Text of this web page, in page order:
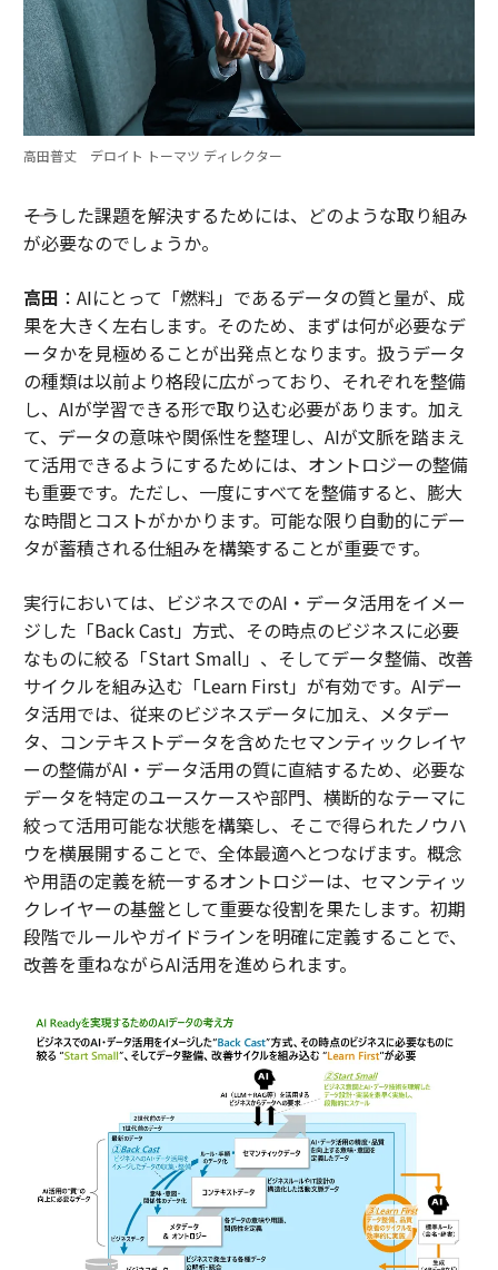
高田普丈 デロイト トーマツ ディレクター
――そうした課題を解決するためには、どのような取り組み
が必要なのでしょうか。
高田 ：AIにとって「燃料」であるデータの質と量が、成
果を大きく左右します。そのため、まずは何が必要なデ
ータかを見極めることが出発点となります。扱うデータ
の種類は以前より格段に広がっており、それぞれを整備
し、AIが学習できる形で取り込む必要があります。加え
て、データの意味や関係性を整理し、AIが文脈を踏まえ
て活用できるようにするためには、オントロジーの整備
も重要です。ただし、一度にすべてを整備すると、膨大
な時間とコストがかかります。可能な限り自動的にデー
タが蓄積される仕組みを構築することが重要です。
実行においては、ビジネスでのAI・データ活用をイメー
ジした「Back Cast」方式、その時点のビジネスに必要
なものに絞る「Start Small」、そしてデータ整備、改善
サイクルを組み込む「Learn First」が有効です。AIデー
タ活用では、従来のビジネスデータに加え、メタデー
タ、コンテキストデータを含めたセマンティックレイヤ
ーの整備がAI・データ活用の質に直結するため、必要な
データを特定のユースケースや部門、横断的なテーマに
絞って活用可能な状態を構築し、そこで得られたノウハ
ウを横展開することで、全体最適へとつなげます。概念
や用語の定義を統一するオントロジーは、セマンティッ
クレイヤーの基盤として重要な役割を果たします。初期
段階でルールやガイドラインを明確に定義することで、
改善を重ねながらAI活用を進められます。